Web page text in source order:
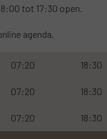
tot 17:30 open.
agenda.
07:20 18:30
07:20 18:30
07:20 18:30